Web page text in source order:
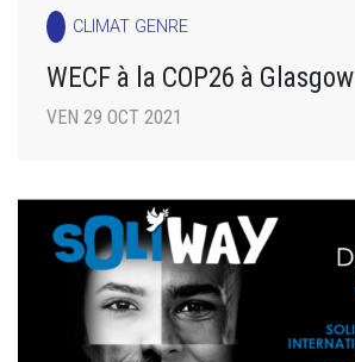
CLIMAT GENRE
WECF à la COP26 à Glasgow
VEN 29 OCT 2021